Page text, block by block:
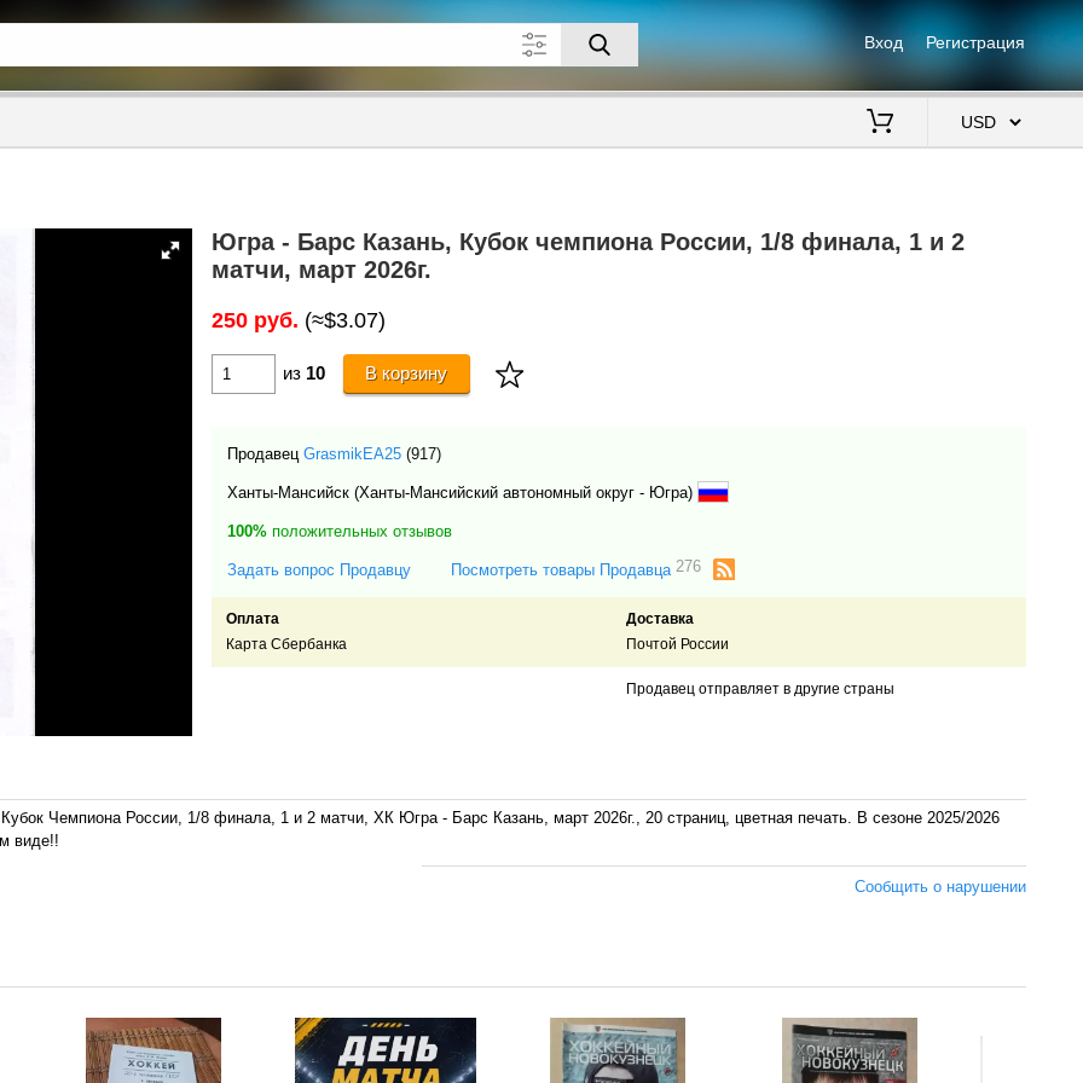
Вход Регистрация
Югра - Барс Казань, Кубок чемпиона России, 1/8 финала, 1 и 2
матчи, март 2026г.
250 руб. (≈$3.07)
из 10 В корзину
Продавец GrasmikEA25 (917)
Ханты-Мансийск (Ханты-Мансийский автономный округ - Югра)
100% положительных отзывов
Задать вопрос Продавцу Посмотреть товары Продавца 276
Оплата
Карта Сбербанка
Доставка
Почтой России
Продавец отправляет в другие страны
Чемпиона России, 1/8 финала, 1 и 2 матчи, ХК Югра - Барс Казань, март 2026г., 20 страниц, цветная печать. В сезоне 2025/2026
виде!!
Сообщить о нарушении